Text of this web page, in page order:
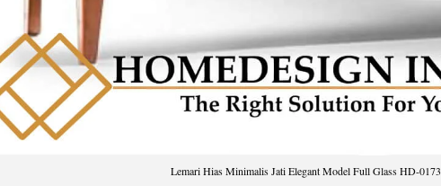
Lemari Hias Minimalis Jati Elegant Model Full Glass HD-0173